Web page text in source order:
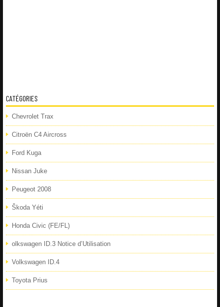
CATÉGORIES
Chevrolet Trax
Citroën C4 Aircross
Ford Kuga
Nissan Juke
Peugeot 2008
Škoda Yéti
Honda Civic (FE/FL)
olkswagen ID.3 Notice d’Utilisation
Volkswagen ID.4
Toyota Prius